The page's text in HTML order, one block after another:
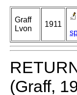
Graff
Lvon
1911
(Graff,